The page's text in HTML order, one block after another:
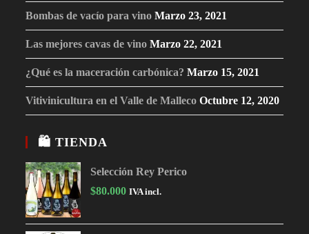
Bombas de vacío para vino Marzo 23, 2021
Las mejores cavas de vino Marzo 22, 2021
¿Qué es la maceración carbónica? Marzo 15, 2021
Vitivinicultura en el Valle de Malleco Octubre 12, 2020
🛍 TIENDA
Selección Rey Perico
$80.000 IVA incl.